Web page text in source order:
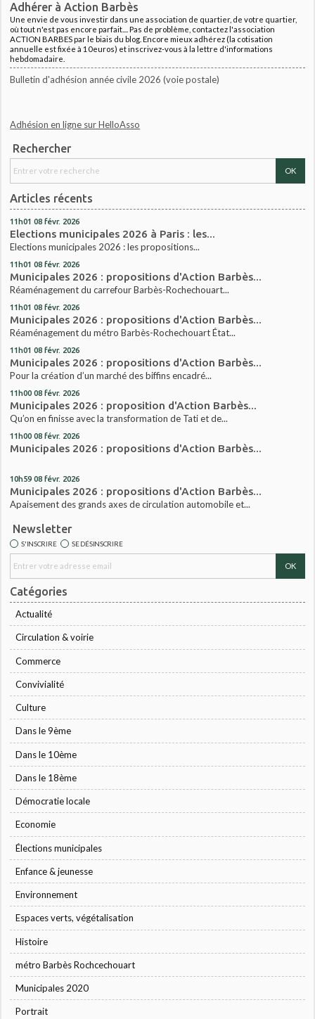
Adhérer à Action Barbès
Une envie de vous investir dans une association de quartier, de votre quartier,
où tout n'est pas encore parfait.... Pas de problème, contactez l'association
ACTION BARBES par le biais du blog. Encore mieux adhérez (la cotisation
annuelle est fixée à 10euros) et inscrivez-vous à la lettre d'informations
hebdomadaire.
Bulletin d'adhésion année civile 2026 (voie postale)
Adhésion en ligne sur HelloAsso
Rechercher
Articles récents
11h01 08 févr. 2026
Elections municipales 2026 à Paris : les...
Elections municipales 2026 : les propositions...
11h01 08 févr. 2026
Municipales 2026 : propositions d'Action Barbès...
Réaménagement du carrefour Barbès-Rochechouart...
11h01 08 févr. 2026
Municipales 2026 : propositions d'Action Barbès...
Réaménagement du métro Barbès-Rochechouart État...
11h01 08 févr. 2026
Municipales 2026 : propositions d'Action Barbès...
Pour la création d’un marché des biffins encadré...
11h00 08 févr. 2026
Municipales 2026 : proposition d'Action Barbès...
Qu’on en finisse avec la transformation de Tati et de...
11h00 08 févr. 2026
Municipales 2026 : propositions d'Action Barbès...
10h59 08 févr. 2026
Municipales 2026 : propositions d'Action Barbès...
Apaisement des grands axes de circulation automobile et...
Newsletter
S'INSCRIRE SE DÉSINSCRIRE
Catégories
Actualité
Circulation & voirie
Commerce
Convivialité
Culture
Dans le 9ème
Dans le 10ème
Dans le 18ème
Démocratie locale
Economie
Élections municipales
Enfance & jeunesse
Environnement
Espaces verts, végétalisation
Histoire
métro Barbès Rochcechouart
Municipales 2020
Portrait